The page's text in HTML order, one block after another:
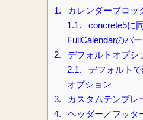
1.
カレンダーブロッ
1.1.
concrete5に
FullCalendarのバ
2.
デフォルトオプシ
2.1.
デフォルト
オプション
3.
カスタムテンプレ
4.
ヘッダー／フッタ